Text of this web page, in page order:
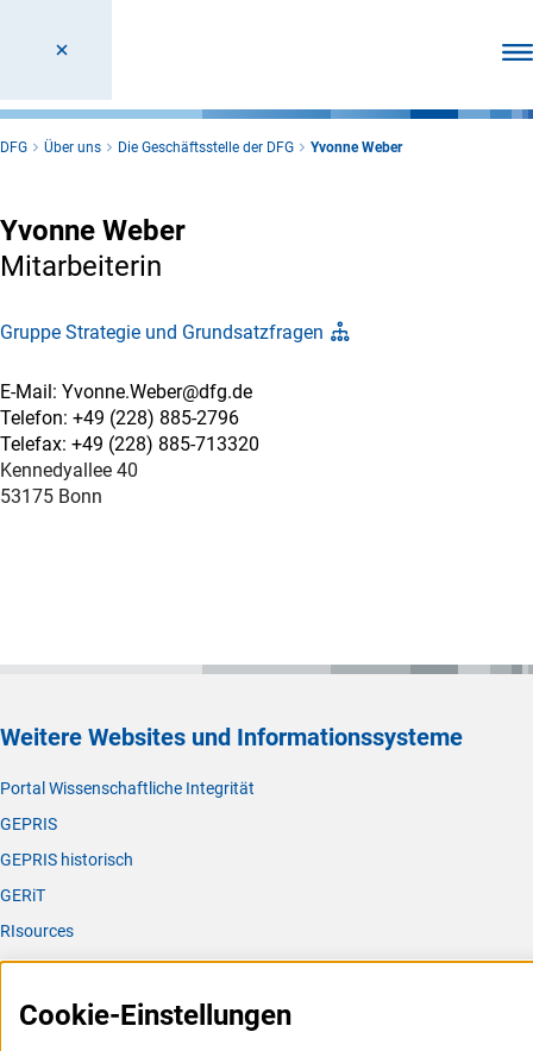
DFG Über uns Die Geschäftsstelle der DFG Yvonne Weber
Yvonne Weber
Mitarbeiterin
Gruppe Strategie und Grundsatzfragen
E-Mail: Yvonne.Weber@dfg.de
Telefon: +49 (228) 885-2796
Telefax: +49 (228) 885-713320
Kennedyallee 40
53175 Bonn
Weitere Websites und Informationssysteme
Portal Wissenschaftliche Integrität
GEPRIS
GEPRIS historisch
GERiT
RIsources
Service
Presse
Cookie-Einstellungen